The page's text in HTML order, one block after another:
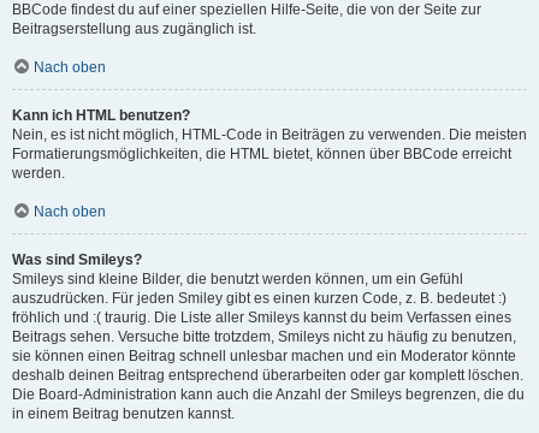
BBCode findest du auf einer speziellen Hilfe-Seite, die von der Seite zur
Beitragserstellung aus zugänglich ist.
Nach oben
Kann ich HTML benutzen?
Nein, es ist nicht möglich, HTML-Code in Beiträgen zu verwenden. Die meisten
Formatierungsmöglichkeiten, die HTML bietet, können über BBCode erreicht
werden.
Nach oben
Was sind Smileys?
Smileys sind kleine Bilder, die benutzt werden können, um ein Gefühl
auszudrücken. Für jeden Smiley gibt es einen kurzen Code, z. B. bedeutet :)
fröhlich und :( traurig. Die Liste aller Smileys kannst du beim Verfassen eines
Beitrags sehen. Versuche bitte trotzdem, Smileys nicht zu häufig zu benutzen,
sie können einen Beitrag schnell unlesbar machen und ein Moderator könnte
deshalb deinen Beitrag entsprechend überarbeiten oder gar komplett löschen.
Die Board-Administration kann auch die Anzahl der Smileys begrenzen, die du
in einem Beitrag benutzen kannst.